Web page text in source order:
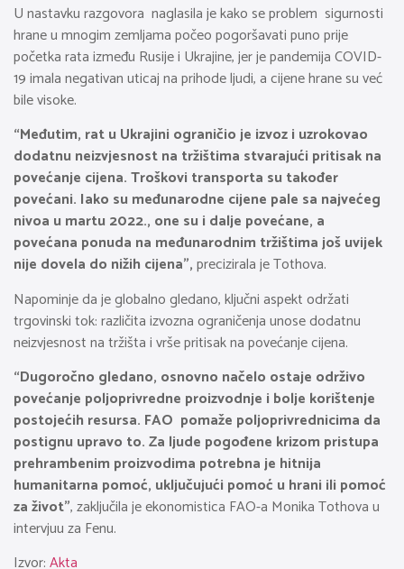
U nastavku razgovora naglasila je kako se problem sigurnosti
hrane u mnogim zemljama počeo pogoršavati puno prije
početka rata između Rusije i Ukrajine, jer je pandemija COVID-
19 imala negativan uticaj na prihode ljudi, a cijene hrane su već
bile visoke.
“Međutim, rat u Ukrajini ograničio je izvoz i uzrokovao
dodatnu neizvjesnost na tržištima stvarajući pritisak na
povećanje cijena. Troškovi transporta su također
povećani. Iako su međunarodne cijene pale sa najvećeg
nivoa u martu 2022., one su i dalje povećane, a
povećana ponuda na međunarodnim tržištima još uvijek
nije dovela do nižih cijena”,precizirala je Tothova.
Napominje da je globalno gledano, ključni aspekt održati
trgovinski tok: različita izvozna ograničenja unose dodatnu
neizvjesnost na tržišta i vrše pritisak na povećanje cijena.
“Dugoročno gledano, osnovno načelo ostaje održivo
povećanje poljoprivredne proizvodnje i bolje korištenje
postojećih resursa. FAO pomaže poljoprivrednicima da
postignu upravo to. Za ljude pogođene krizom pristupa
prehrambenim proizvodima potrebna je hitnija
humanitarna pomoć, uključujući pomoć u hrani ili pomoć
za život”, zaključila je ekonomistica FAO-a Monika Tothova u
intervjuu za Fenu.
Izvor:Akta